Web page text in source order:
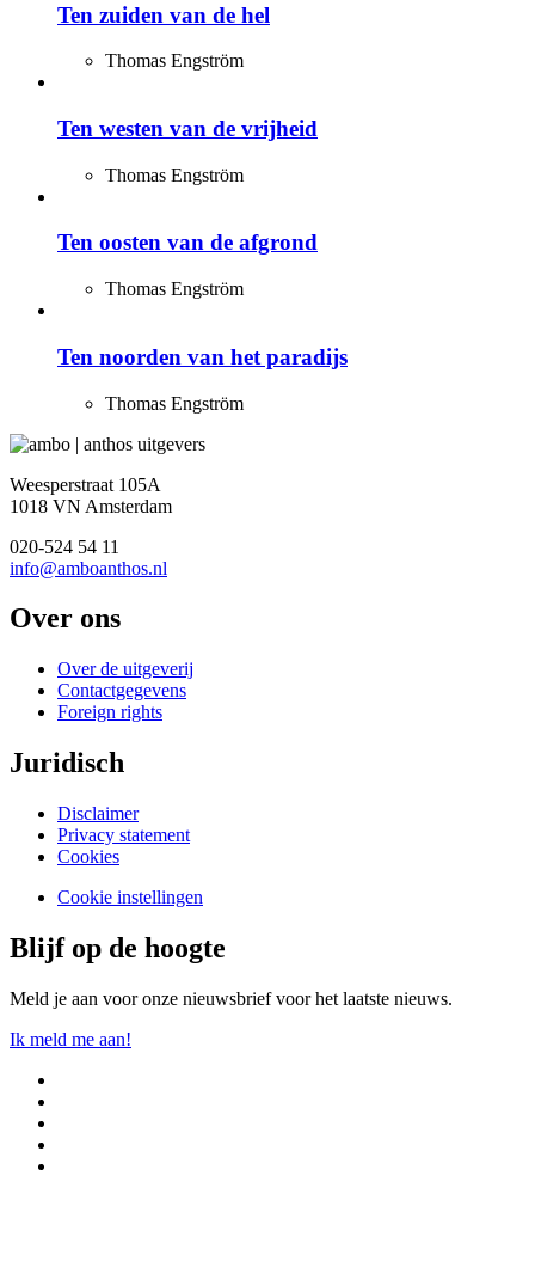
Ten zuiden van de hel
Thomas Engström
Ten westen van de vrijheid
Thomas Engström
Ten oosten van de afgrond
Thomas Engström
Ten noorden van het paradijs
Thomas Engström
Weesperstraat 105A
1018 VN Amsterdam
020-524 54 11
info@amboanthos.nl
Over ons
Over de uitgeverij
Contactgegevens
Foreign rights
Juridisch
Disclaimer
Privacy statement
Cookies
Cookie instellingen
Blijf op de hoogte
Meld je aan voor onze nieuwsbrief voor het laatste nieuws.
Ik meld me aan!